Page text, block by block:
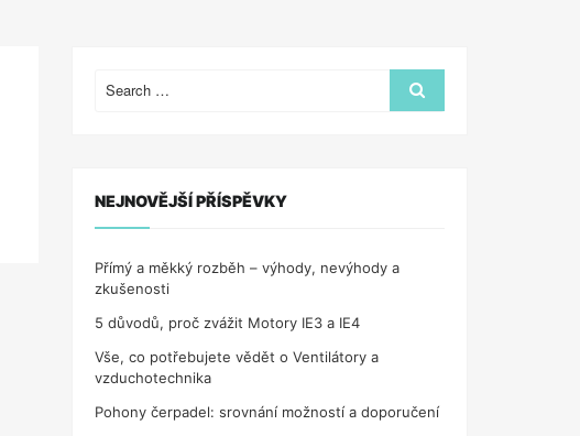
for:
Search
NEJNOVĚJŠÍ PŘÍSPĚVKY
Přímý a měkký rozběh – výhody, nevýhody a
zkušenosti
5 důvodů, proč zvážit Motory IE3 a IE4
Vše, co potřebujete vědět o Ventilátory a
vzduchotechnika
Pohony čerpadel: srovnání možností a doporučení